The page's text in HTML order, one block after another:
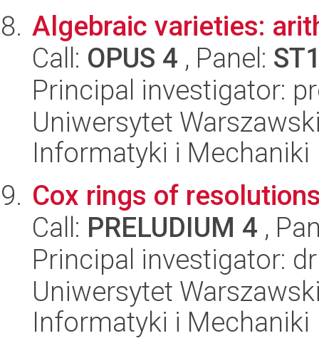
Algebraic varieties:
Call: OPUS 4 , Panel:
Principal investigator:
Uniwersytet
Informatyki i Mechaniki
Cox rings of
Call: PRELUDIUM 4 ,
Principal investigator:
Uniwersytet
Informatyki i Mechaniki